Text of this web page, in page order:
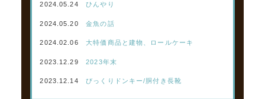
2024.05.24 ひんやり
2024.05.20 金魚の話
2024.02.06 大特価商品と建物、ロールケーキ
2023.12.29 2023年末
2023.12.14 びっくりドンキー/胴付き長靴